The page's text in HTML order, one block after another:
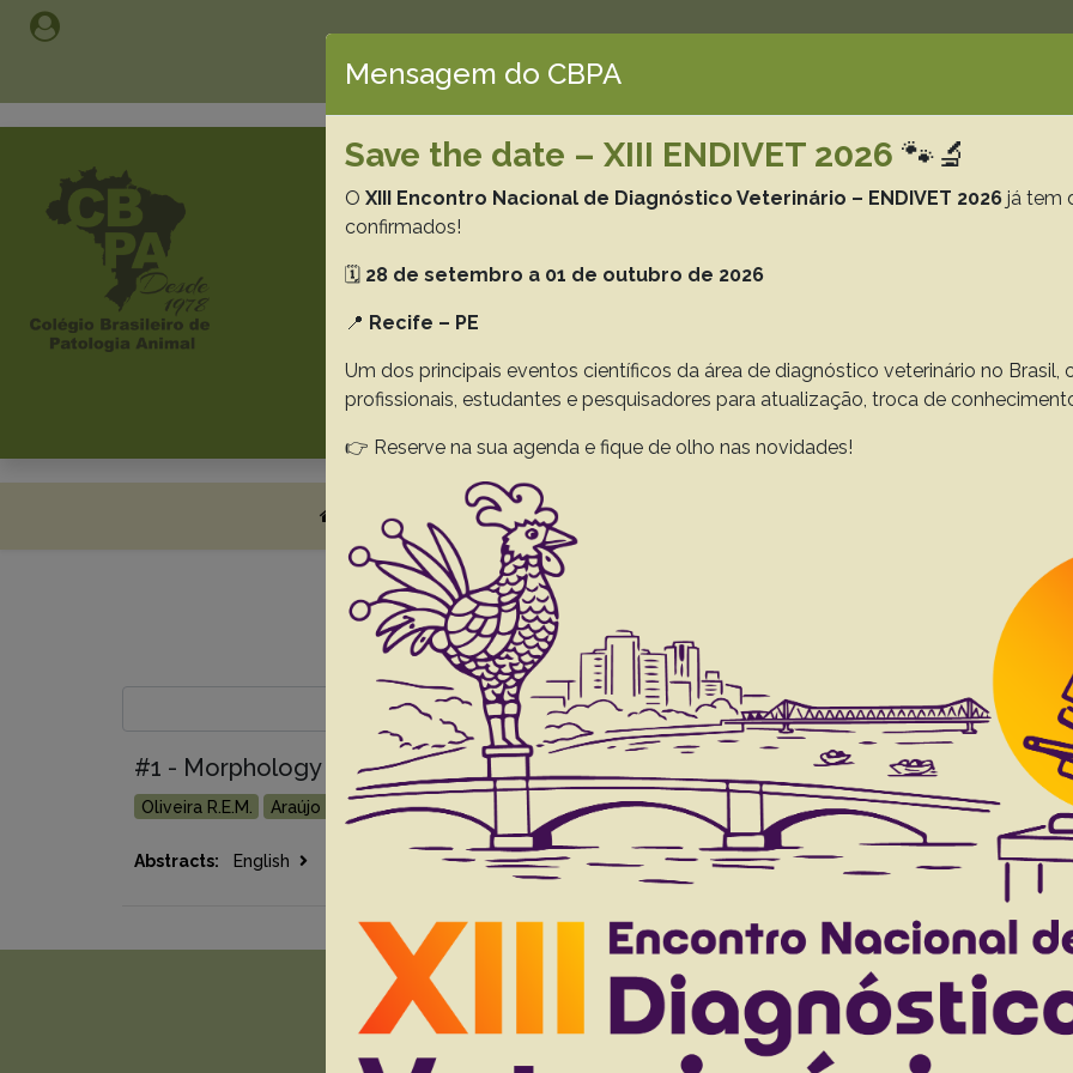
PESQUISA VETERINÁRIA
Search
About Submission Guidelines
Resultado da pesquisa (1)
Termo utilizado na pesquisa
cloacal bursa
#1 - Morphology of rhea’s cloacal bursa, Rhea americana americana Linnaeus, 1758,
Oliveira R.E.M. Araújo Júnior H.N. Câmara F.V. Oliveira F.D. Costa H.S. Bezerra F.V.F. Moura C.E.B. Oliveira
Abstracts: English Portuguese Go to 38(8), 2018 Download article |
Mensagem do CBPA
Save the date – XIII ENDIVET 2026 🐾🔬
O XIII Encontro Nacional de Diagnóstico Veterinário – ENDIVET 2026 já tem
confirmados!
🗓️ 28 de setembro a 01 de outubro de 2026
📍 Recife – PE
Um dos principais eventos científicos da área de diagnóstico veterinário no Brasil,
profissionais, estudantes e pesquisadores para atualização, troca de
👉 Reserve na sua agenda e fique de olho nas novidades!